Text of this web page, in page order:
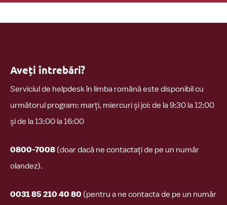
Aveți întrebări?
Serviciul de helpdesk în limba română este disponibil cu
următorul program: marți, miercuri și joi: de la 9:30 la 12:00
și de la 13:00 la 16:00
0800-7008 (doar dacă ne contactați de pe un număr
olandez).
0031 85 210 40 80 (pentru a ne contacta de pe un număr